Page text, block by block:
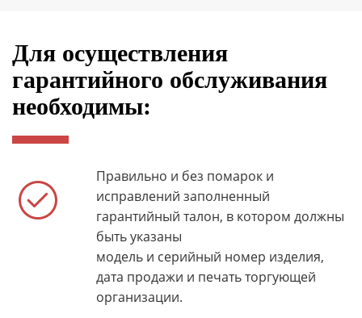
Для осуществления
гарантийного обслуживания
необходимы:
Правильно и без помарок и
исправлений заполненный
гарантийный талон, в котором должны
быть указаны
модель и серийный номер изделия,
дата продажи и печать торгующей
организации.